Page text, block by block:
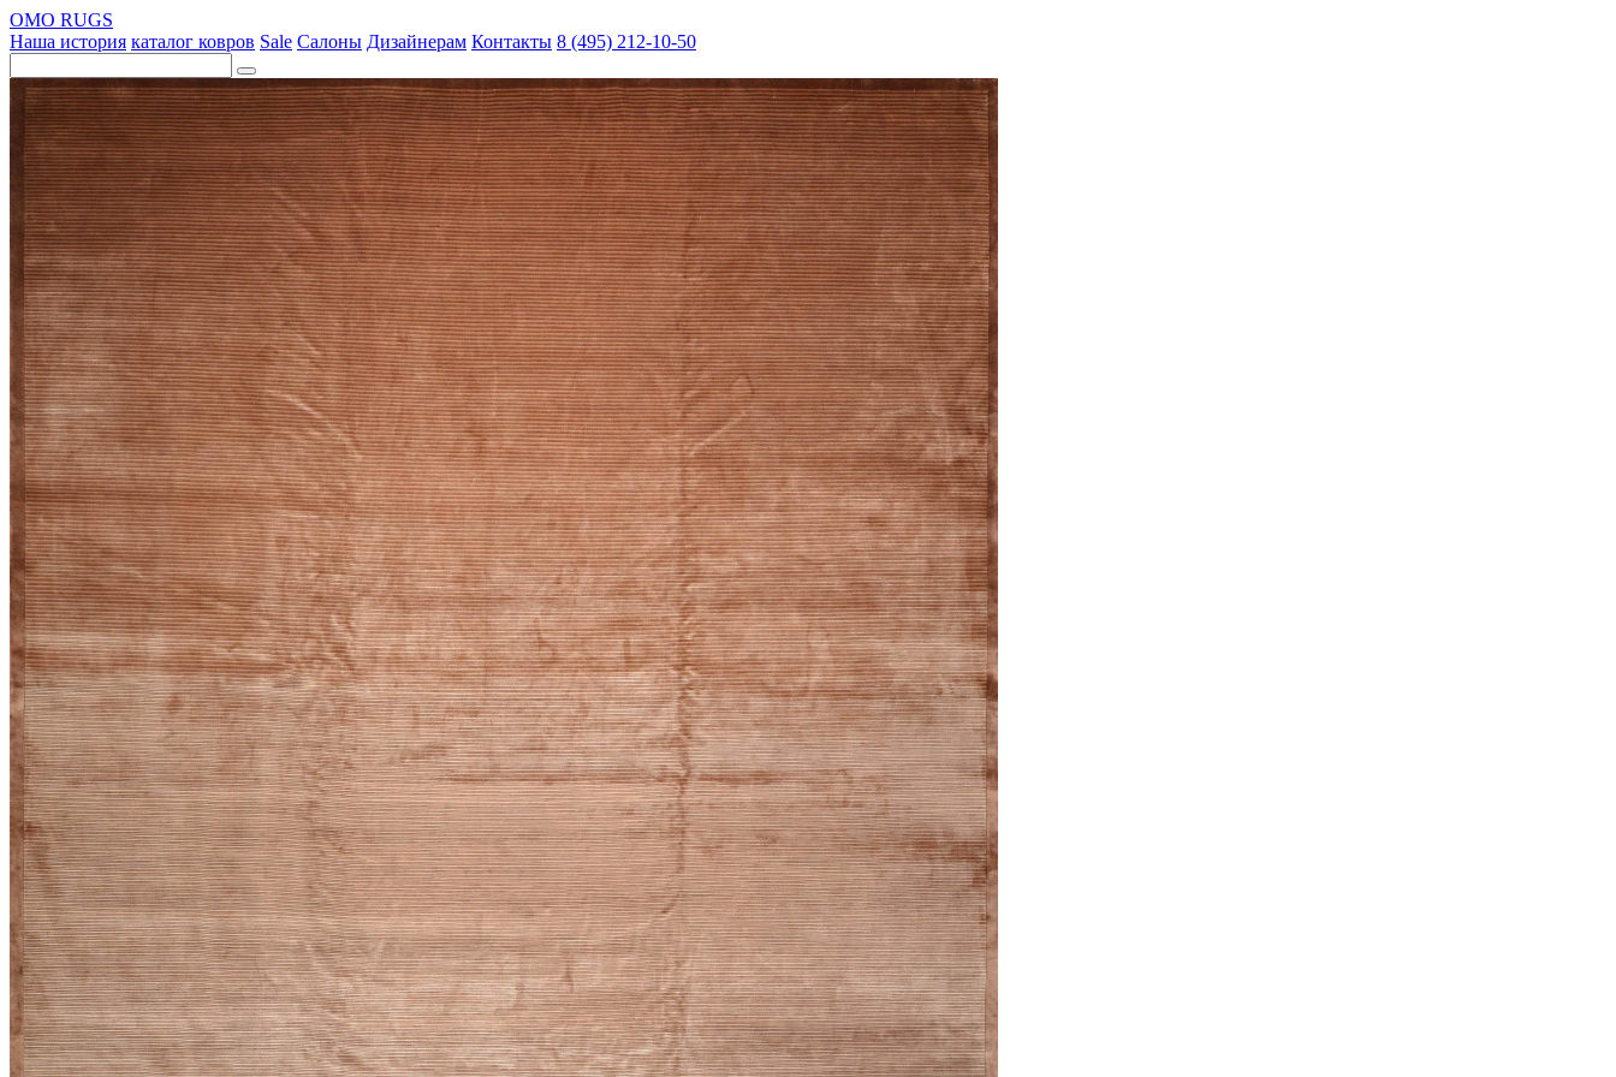
OMO RUGS
Наша история каталог ковров Sale Салоны Дизайнерам Контакты 8 (495) 212-10-50